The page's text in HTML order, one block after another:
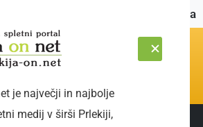
Naslovnica
2026 Sledite nam:
je največji in najbolje
medij v širši Prlekiji,